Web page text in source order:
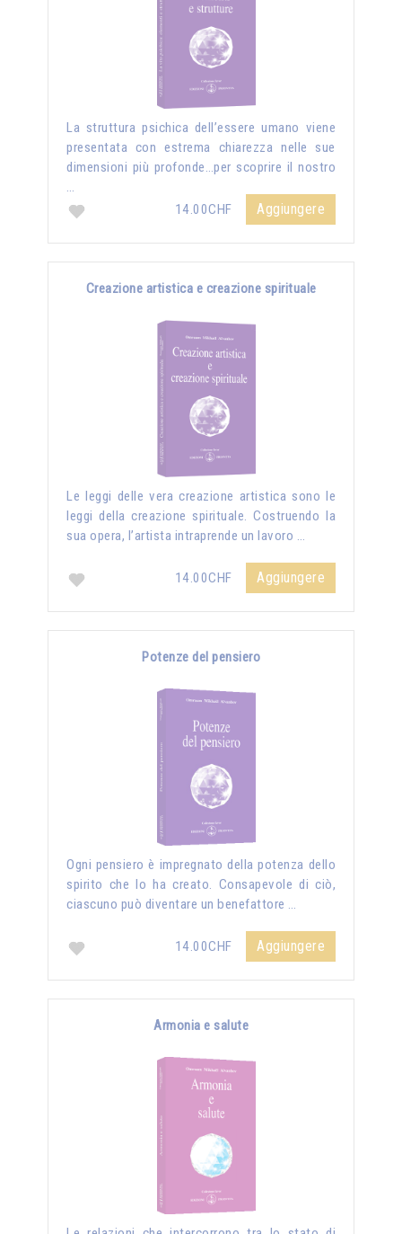
La struttura psichica dell’essere umano viene
presentata con estrema chiarezza nelle sue
dimensioni più profonde…per scoprire il nostro
…
14.00CHF
Aggiungere
Creazione artistica e creazione spirituale
Le leggi delle vera creazione artistica sono le
leggi della creazione spirituale. Costruendo la
sua opera, l’artista intraprende un lavoro …
14.00CHF Aggiungere
Potenze del pensiero
Ogni pensiero è impregnato della potenza dello
spirito che lo ha creato. Consapevole di ciò,
ciascuno può diventare un benefattore …
14.00CHF Aggiungere
Armonia e salute